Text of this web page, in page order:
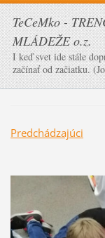
TeCeMko -
MLÁDEŽE o.z.
I keď svet ide stále
začínať od začiatku.
Predchádzajúci